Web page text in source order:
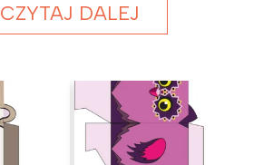
CZYTAJ DALEJ